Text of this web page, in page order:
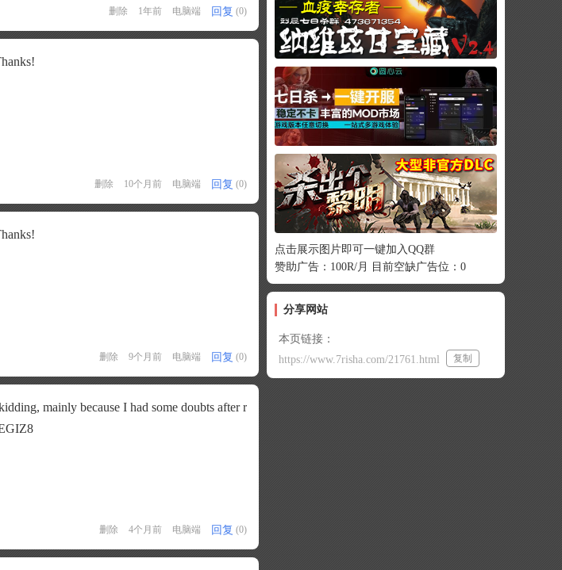
删除 1年前 电脑端 回复 (0)
删除 10个月前 电脑端 回复 (0)
删除 9个月前 电脑端 回复 (0)
mainly because I had some doubts after r
删除 4个月前 电脑端 回复 (0)
点击展示图片即可一键加入QQ群
赞助广告：100R/月 目前空缺广告位：0
分享网站
本页链接：
https://www.7risha.com/21761.html
复制